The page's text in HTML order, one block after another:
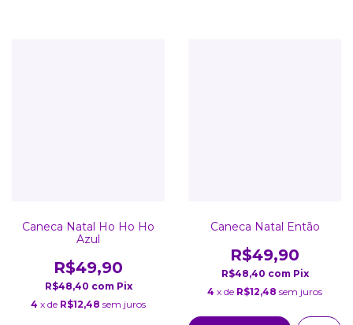
Caneca Natal Ho Ho Ho
Azul
R$49,90
R$48,40 com Pix
4 x de R$12,48 sem juros
Caneca Natal Então
R$49,90
R$48,40 com Pix
4 x de R$12,48 sem juros